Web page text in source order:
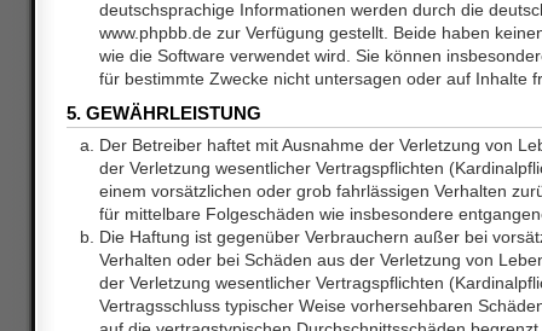
deutschsprachige Informationen werden durch die
www.phpbb.de zur Verfügung gestellt. Beide haben
wie die Software verwendet wird. Sie können
für bestimmte Zwecke nicht untersagen oder auf Inhalte
5. GEWÄHRLEISTUNG
Der Betreiber haftet mit Ausnahme der Verletzung von
der Verletzung wesentlicher Vertragspflichten
einem vorsätzlichen oder grob fahrlässigen Verhalten
für mittelbare Folgeschäden wie insbesondere
Die Haftung ist gegenüber Verbrauchern außer bei
Verhalten oder bei Schäden aus der Verletzung von
der Verletzung wesentlicher Vertragspflichten
Vertragsschluss typischer Weise vorhersehbaren